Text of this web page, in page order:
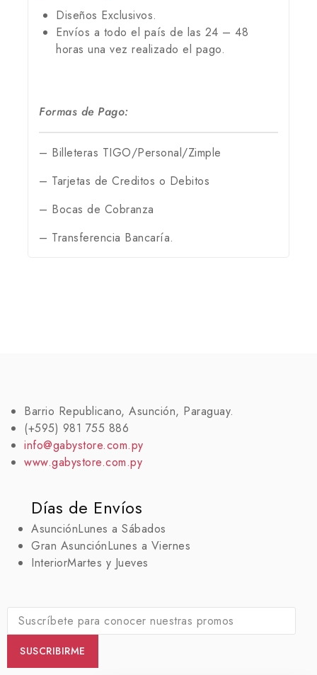
Diseños Exclusivos.
Envíos a todo el país de las 24 – 48
horas una vez realizado el pago.
Formas de Pago:
– Billeteras TIGO/Personal/Zimple
– Tarjetas de Creditos o Debitos
– Bocas de Cobranza
– Transferencia Bancaría.
Barrio Republicano, Asunción, Paraguay.
(+595) 981 755 886
info@gabystore.com.py
www.gabystore.com.py
Días de Envíos
AsunciónLunes a Sábados
Gran AsunciónLunes a Viernes
InteriorMartes y Jueves